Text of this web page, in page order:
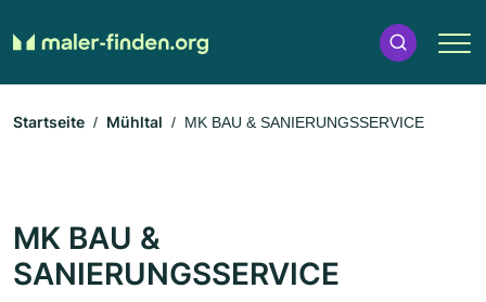
Startseite Mühltal MK BAU & SANIERUNGSSERVICE
MK BAU &
SANIERUNGSSERVICE